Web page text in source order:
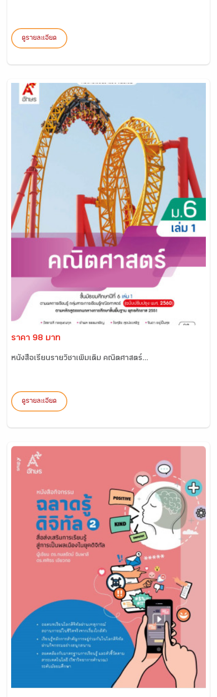
ดูรายละเอียด
ราคา 98 บาท
หนังสือเรียนรายวิชาเพิ่มเติม คณิตศาสตร์...
ดูรายละเอียด